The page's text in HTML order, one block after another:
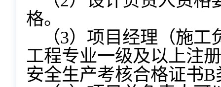
格。
（3）项目经理（施
工程专业一级及以上注
安全生产考核合格证书B